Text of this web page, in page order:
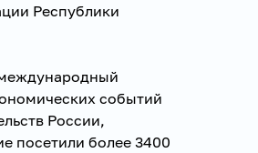
Республики
международный
событий
России,
посетили более 3400